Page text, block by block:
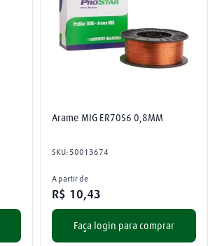
Arame MIG ER70S6 0,8MM
SKU: 50013674
A partir de
R$ 10,43
Faça login para comprar